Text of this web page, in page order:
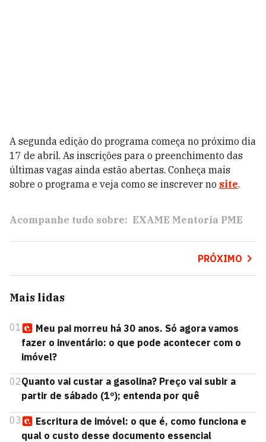
A segunda edição do programa começa no próximo dia
17 de abril. As inscrições para o preenchimento das
últimas vagas ainda estão abertas. Conheça mais
sobre o programa e veja como se inscrever no site.
Acompanhe tudo sobre: EXAME Mentoria PME
PRÓXIMO
Mais lidas
01
Meu pai morreu há 30 anos. Só agora vamos
fazer o inventário: o que pode acontecer com o
imóvel?
02Quanto vai custar a gasolina? Preço vai subir a
partir de sábado (1º); entenda por quê
03
Escritura de imóvel: o que é, como funciona e
qual o custo desse documento essencial